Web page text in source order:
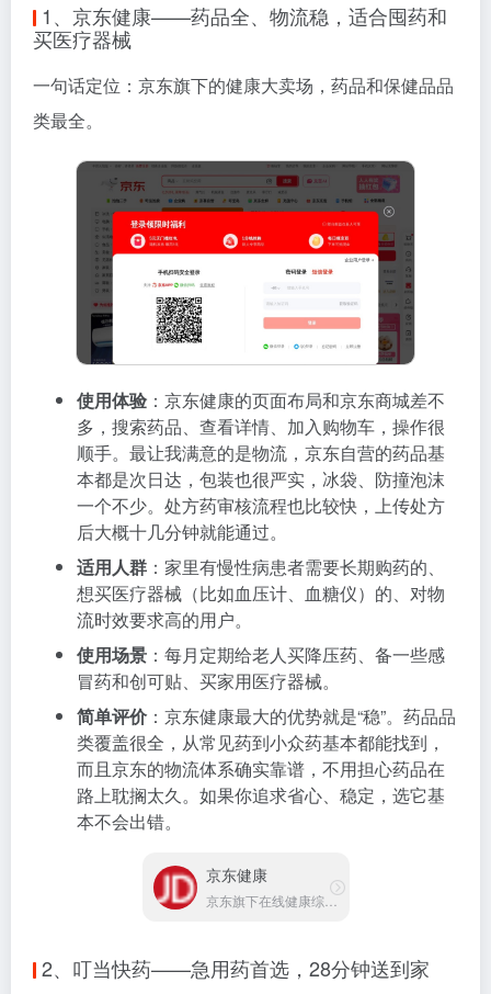
1、京东健康——药品全、物流稳，适合囤药和
买医疗器械
一句话定位：京东旗下的健康大卖场，药品和保健品品
类最全。
使用体验 ：京东健康的页面布局和京东商城差不
多，搜索药品、查看详情、加入购物车，操作很
顺手。最让我满意的是物流，京东自营的药品基
本都是次日达，包装也很严实，冰袋、防撞泡沫
一个不少。处方药审核流程也比较快，上传处方
后大概十几分钟就能通过。
适用人群 ：家里有慢性病患者需要长期购药的、
想买医疗器械（比如血压计、血糖仪）的、对物
流时效要求高的用户。
使用场景 ：每月定期给老人买降压药、备一些感
冒药和创可贴、买家用医疗器械。
简单评价：京东健康最大的优势就是“稳”。药品品
类覆盖很全，从常见药到小众药基本都能找到，
而且京东的物流体系确实靠谱，不用担心药品在
路上耽搁太久。如果你追求省心、稳定，选它基
本不会出错。
京东健康
京东旗下在线健康综合服务平台
2、叮当快药——急用药首选，28分钟送到家